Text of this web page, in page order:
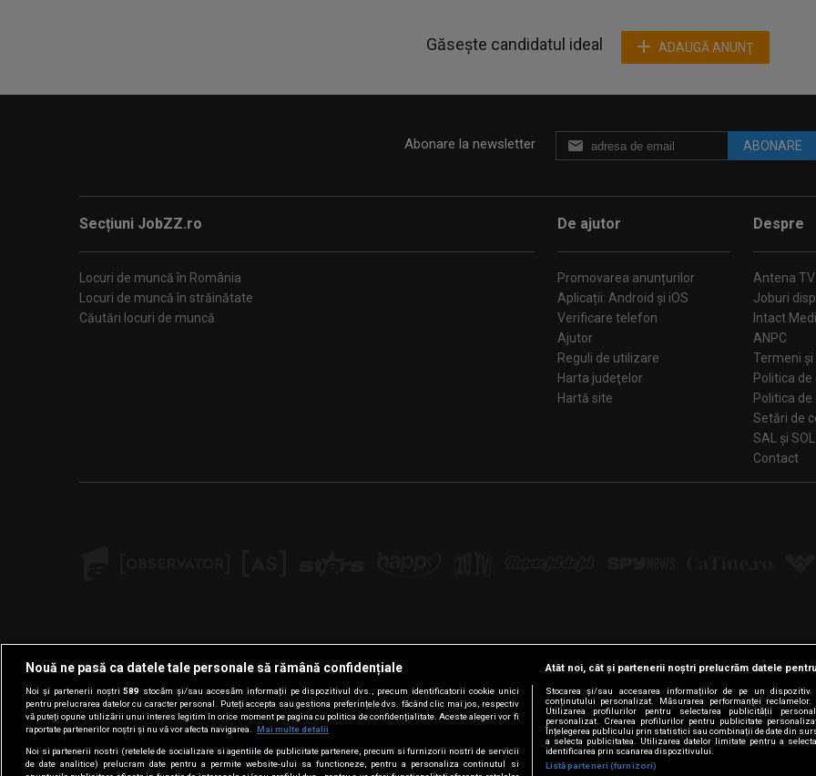
Găsește candidatul ideal ADAUGĂ ANUNŢ
Abonare la newsletter ABONARE
Secțiuni JobZZ.ro
Locuri de muncă în România
Locuri de muncă în străinătate
Căutări locuri de muncă
De ajutor
Promovarea anunțurilor
Aplicații: Android și iOS
Verificare telefon
Ajutor
Reguli de utilizare
Harta judeţelor
Hartă site
Despre
Antena TV
Joburi
Intact
ANPC
Termeni și
Politica de
Politica
SAL și SOL
Contact
Urmărește-ne pe:
FacebookLinkedInYouTubeInstagramPinterestTiktok
© Intact Media Group
Nouă ne pasă ca datele tale personale să rămână confidențiale
Noi și partenerii noștri589 stocăm și/sau accesăm informații pe dispozitivul dvs., precum identificatorii cookie unici
pentru prelucrarea datelor cu caracter personal. Puteți accepta sau gestiona preferințele dvs. făcând clic mai jos, respectiv
vă puteți opune utilizării unui interes legitim în orice moment pe pagina cu politica de confidențialitate. Aceste alegeri vor fi
raportate partenerilor noștri și nu vă vor afecta navigarea.
Mai multe detalii
Noi si partenerii nostri (retelele de socializare si agentiile de publicitate partenere, precum si furnizorii nostri de servicii
de date analitice) prelucram date pentru a permite website-ului sa functioneze, pentru a personaliza continutul si
Atât noi, cât și partenerii noștri prelucrăm datele
Stocarea și/sau accesarea informațiilor de pe un
conținutului personalizat. Măsurarea performanței
Utilizarea profilurilor pentru selectarea publicității
personalizat. Crearea profilurilor pentru publicitate
Înțelegerea publicului prin statistici sau combinații de date din
a selecta publicitatea. Utilizarea datelor limitate pentru a
identificarea prin scanarea dispozitivului.
Listă parteneri (furnizori)